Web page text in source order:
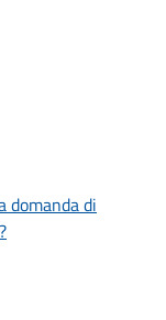
domanda di